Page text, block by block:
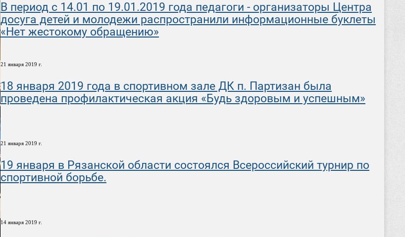
В период с 14.01 по 19.01.2019 года педагоги - организаторы Центра
досуга детей и молодежи распространили информационные буклеты
«Нет жестокому обращению»
21 января 2019 г.
18 января 2019 года в спортивном зале ДК п. Партизан была
проведена профилактическая акция «Будь здоровым и успешным»
21 января 2019 г.
19 января в Рязанской области состоялся Всероссийский турнир по
спортивной борьбе.
14 января 2019 г.